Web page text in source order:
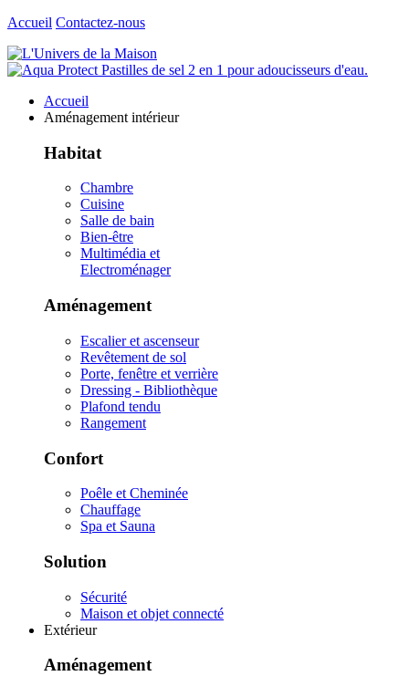
Accueil Contactez-nous
Accueil
Aménagement intérieur
Habitat
Chambre
Cuisine
Salle de bain
Bien-être
Multimédia et
Electroménager
Aménagement
Escalier et ascenseur
Revêtement de sol
Porte, fenêtre et verrière
Dressing - Bibliothèque
Plafond tendu
Rangement
Confort
Poêle et Cheminée
Chauffage
Spa et Sauna
Solution
Sécurité
Maison et objet connecté
Extérieur
Aménagement